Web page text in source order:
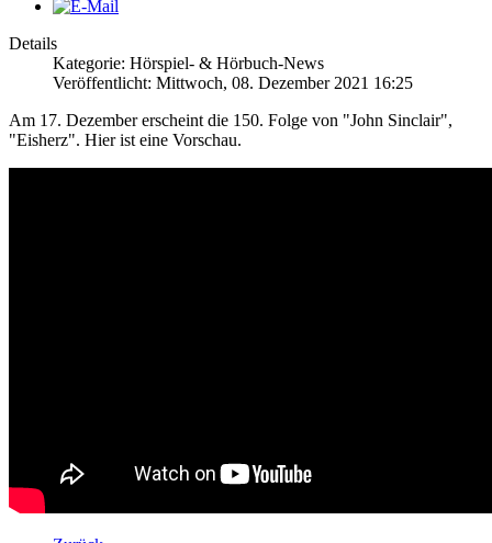
Details
Kategorie: Hörspiel- & Hörbuch-News
Veröffentlicht: Mittwoch, 08. Dezember 2021 16:25
Am 17. Dezember erscheint die 150. Folge von "John Sinclair",
"Eisherz". Hier ist eine Vorschau.